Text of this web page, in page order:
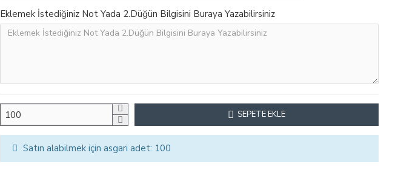
Eklemek İstediğiniz Not Yada 2.Düğün Bilgisini Buraya Yazabilirsiniz
SEPETE EKLE
Satın alabilmek için asgari adet: 100